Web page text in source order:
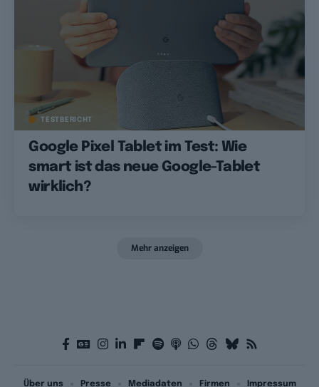
TESTBERICHT
Google Pixel Tablet im Test: Wie
smart ist das neue Google-Tablet
wirklich?
Mehr anzeigen
Über uns Presse Mediadaten Firmen Impressum